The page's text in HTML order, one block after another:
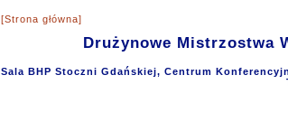
[Strona główna]
Drużynowe Mistrzostwa
Sala BHP Stoczni Gdańskiej, Centrum